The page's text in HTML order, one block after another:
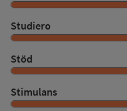
Studiero
Stöd
Stimulans